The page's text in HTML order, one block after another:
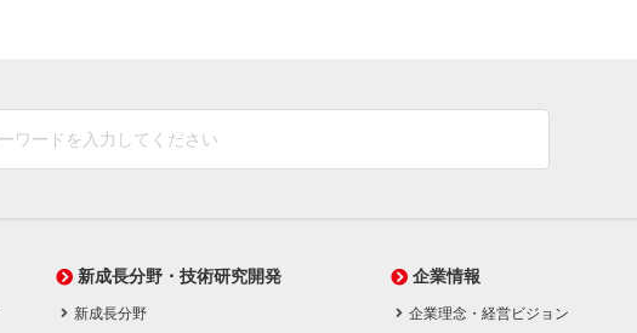
新成長分野・技術研究開発
新成長分野
企業情報
企業理念・経営ビジョン